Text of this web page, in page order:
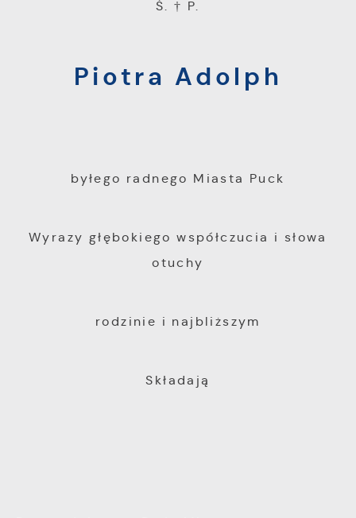
Ś. † P.
Piotra Adolph
byłego radnego Miasta Puck
Wyrazy głębokiego współczucia i słowa
otuchy
rodzinie i najbliższym
Składają
się na stronach podmiotów trzecich lub firm
charakterze pośredników prezentujących nasze